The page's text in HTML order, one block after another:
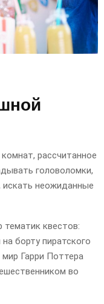
рассчитанное
головоломки,
искать неожиданные
квестов:
борту пиратского
мир Гарри Поттера
во